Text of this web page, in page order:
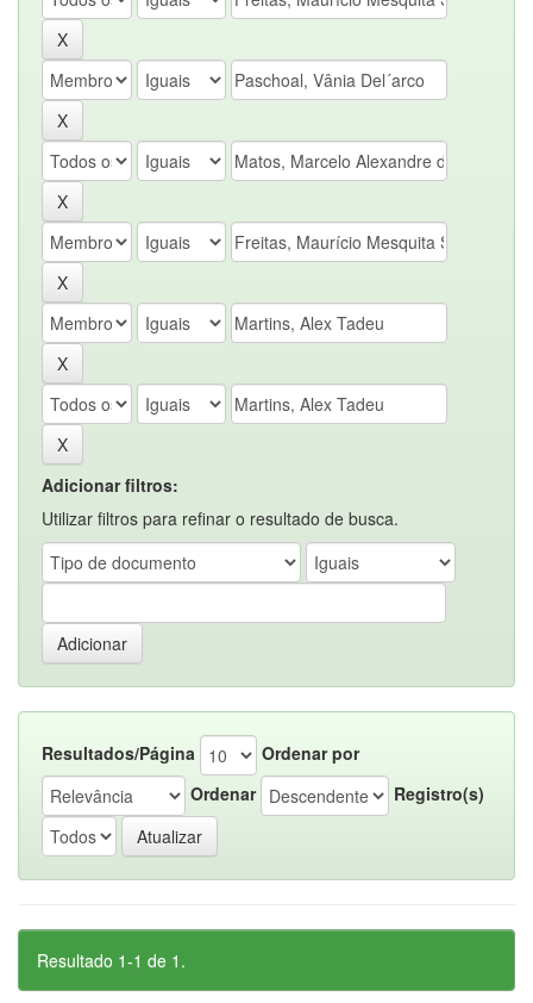
Adicionar filtros:
Utilizar filtros para refinar o resultado de busca.
Resultados/Página
Ordenar por
Ordenar
Registro(s)
Resultado 1-1 de 1.